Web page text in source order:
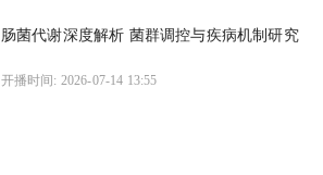
肠菌代谢深度解析 菌群调控与疾病机制研究
开播时间: 2026-07-14 13:55